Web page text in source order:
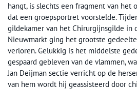
hangt, is slechts een fragment van het
dat een groepsportret voorstelde.
gildekamer van het Chirurgijnsgilde in
Nieuwmarkt ging het grootste
verloren. Gelukkig is het middelste
gespaard gebleven van de vlammen,
Jan Deijman sectie verricht op de
van hem wordt hij geassisteerd door